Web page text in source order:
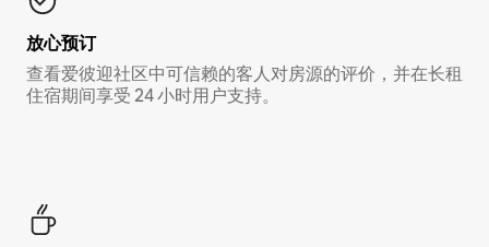
放心预订
查看爱彼迎社区中可信赖的客人对房源的评价，并在长租
住宿期间享受 24 小时用户支持。